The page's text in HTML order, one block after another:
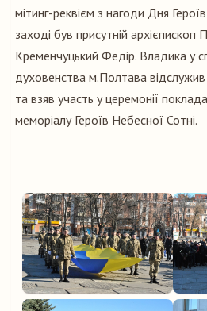
мітинг-реквієм з нагоди Дня
заході був присутній архієпископ
Кременчуцький Федір. Владика у
духовенства м.Полтава
та взяв участь у церемонії
меморіалу Героїв Небесної Сотні.
Прес-